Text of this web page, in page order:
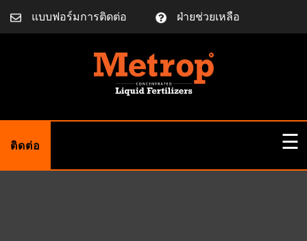
แบบฟอร์มการติดต่อ ฝ่ายช่วยเหลือ
☰
ติดต่อ